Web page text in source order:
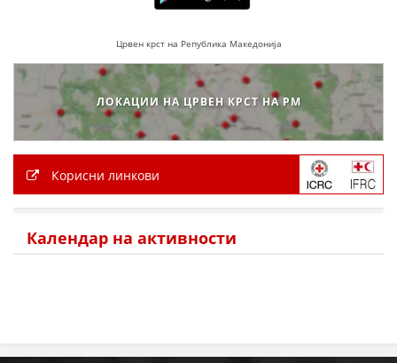
ПРИРАЧНИЦИ
СТРАТЕГИИ
ЕДУКАТИВНО ИНФОРМАТИВНИ МАТЕРИЈАЛИ
БРОШУРИ
Црвен крст на Република Македонија
ЛОКАЦИИ НА ЦРВЕН КРСТ НА РМ
Корисни линкови
Календар на активности